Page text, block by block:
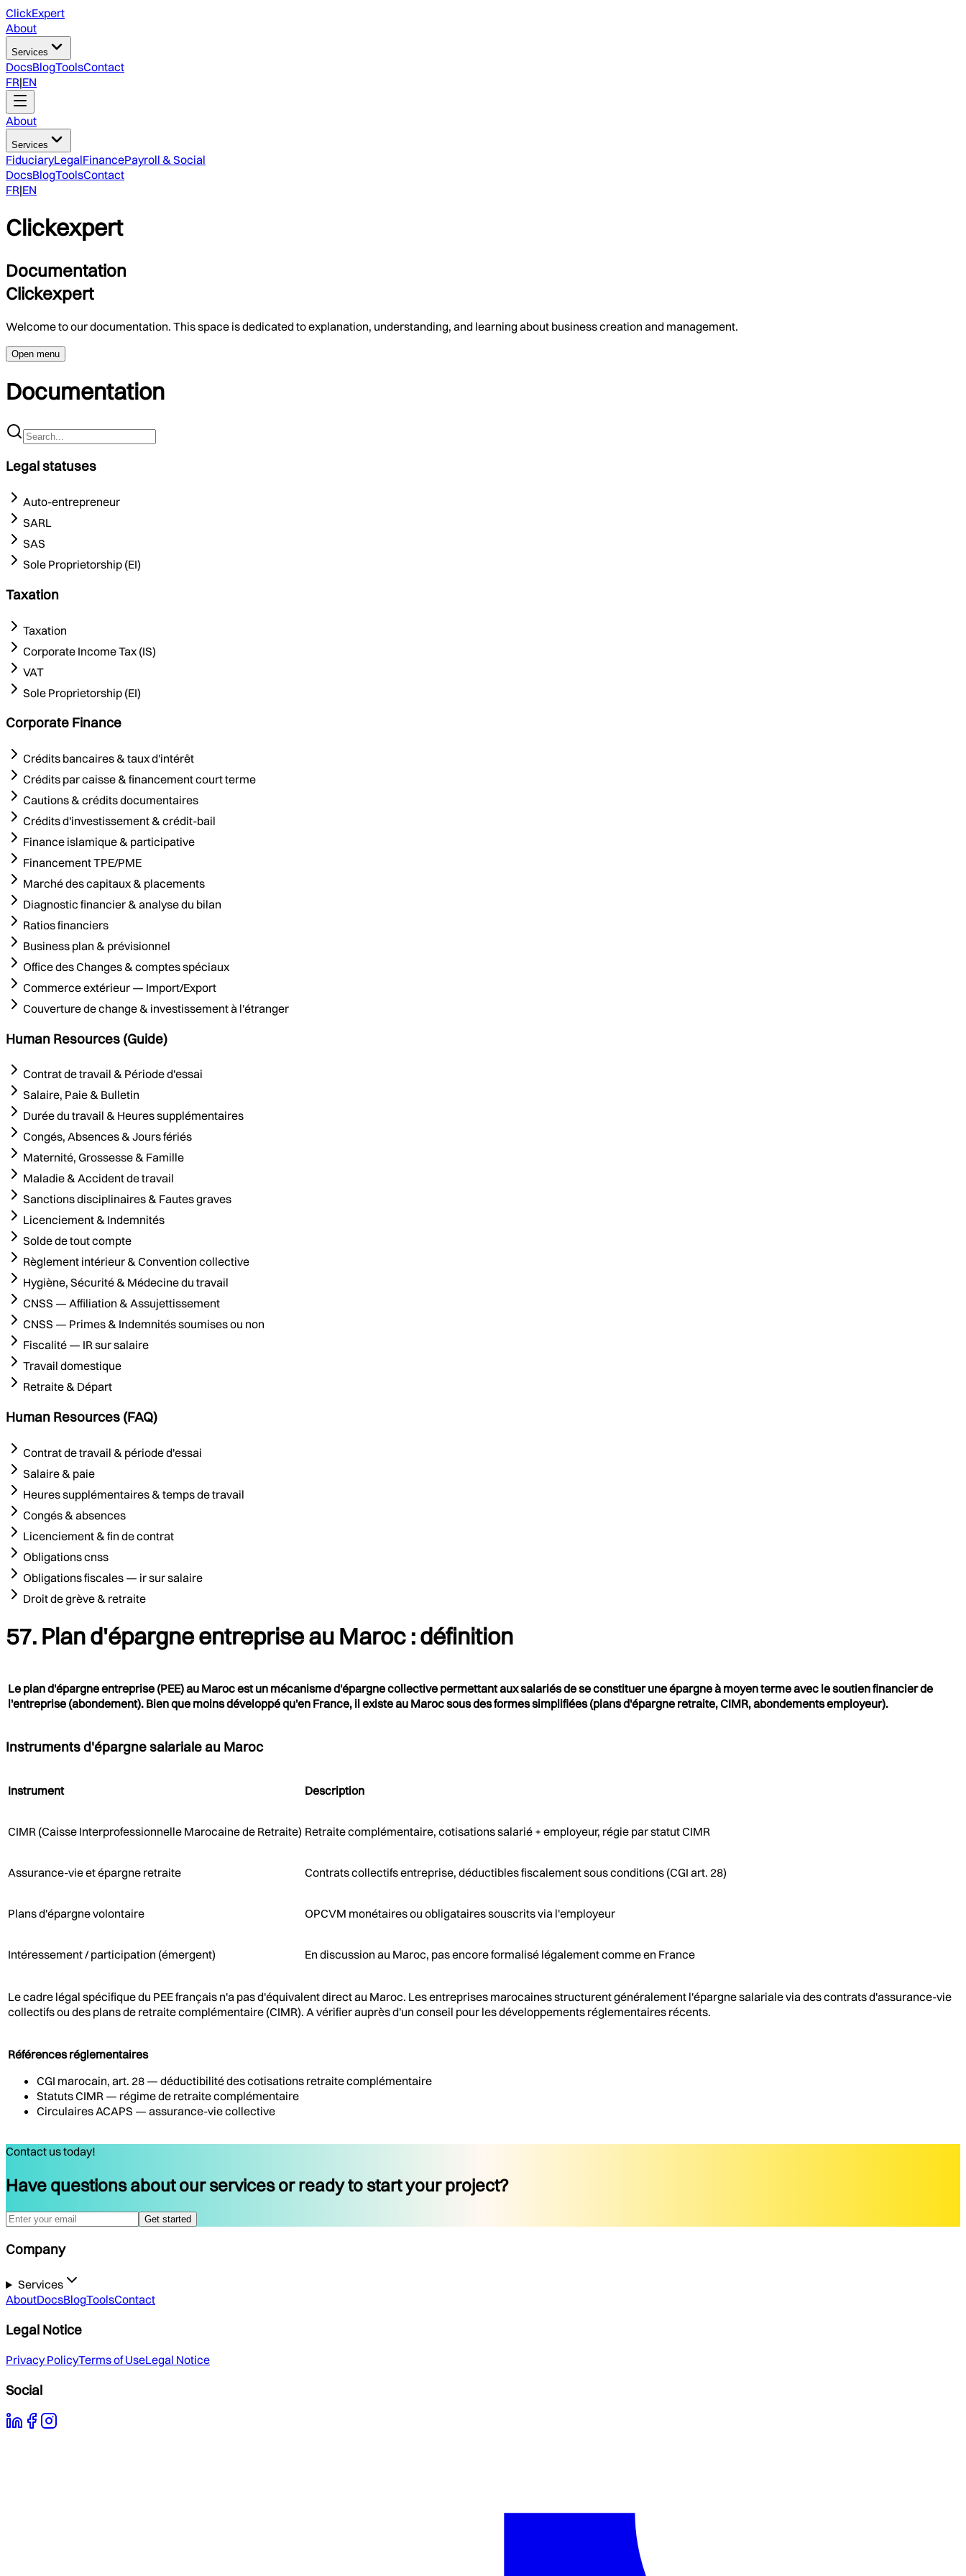
ClickExpert
About
Services
DocsBlogToolsContact
FR|EN
About
Services
FiduciaryLegalFinancePayroll & Social
DocsBlogToolsContact
FR|EN
Clickexpert
Documentation
Clickexpert
Welcome to our documentation. This space is dedicated to explanation, understanding, and learning about business creation and management.
Open menu
Documentation
Legal statuses
Auto-entrepreneur
SARL
SAS
Sole Proprietorship (EI)
Taxation
Taxation
Corporate Income Tax (IS)
VAT
Sole Proprietorship (EI)
Corporate Finance
Crédits bancaires & taux d'intérêt
Crédits par caisse & financement court terme
Cautions & crédits documentaires
Crédits d'investissement & crédit-bail
Finance islamique & participative
Financement TPE/PME
Marché des capitaux & placements
Diagnostic financier & analyse du bilan
Ratios financiers
Business plan & prévisionnel
Office des Changes & comptes spéciaux
Commerce extérieur — Import/Export
Couverture de change & investissement à l'étranger
Human Resources (Guide)
Contrat de travail & Période d'essai
Salaire, Paie & Bulletin
Durée du travail & Heures supplémentaires
Congés, Absences & Jours fériés
Maternité, Grossesse & Famille
Maladie & Accident de travail
Sanctions disciplinaires & Fautes graves
Licenciement & Indemnités
Solde de tout compte
Règlement intérieur & Convention collective
Hygiène, Sécurité & Médecine du travail
CNSS — Affiliation & Assujettissement
CNSS — Primes & Indemnités soumises ou non
Fiscalité — IR sur salaire
Travail domestique
Retraite & Départ
Human Resources (FAQ)
Contrat de travail & période d'essai
Salaire & paie
Heures supplémentaires & temps de travail
Congés & absences
Licenciement & fin de contrat
Obligations cnss
Obligations fiscales — ir sur salaire
Droit de grève & retraite
57. Plan d'épargne entreprise au Maroc : définition
Le plan d'épargne entreprise (PEE) au Maroc est un mécanisme d'épargne collective permettant aux salariés de se constituer une épargne à moyen terme avec le soutien financier de
l'entreprise (abondement). Bien que moins développé qu'en France, il existe au Maroc sous des formes simplifiées (plans d'épargne retraite, CIMR, abondements employeur).
Instruments d'épargne salariale au Maroc
Instrument Description
CIMR (Caisse Interprofessionnelle Marocaine de Retraite) Retraite complémentaire, cotisations salarié + employeur, régie par statut CIMR
Assurance-vie et épargne retraite Contrats collectifs entreprise, déductibles fiscalement sous conditions (CGI art. 28)
Plans d'épargne volontaire OPCVM monétaires ou obligataires souscrits via l'employeur
Intéressement / participation (émergent) En discussion au Maroc, pas encore formalisé légalement comme en France
Le cadre légal spécifique du PEE français n'a pas d'équivalent direct au Maroc. Les entreprises marocaines structurent généralement l'épargne salariale via des contrats d'assurance-vie
collectifs ou des plans de retraite complémentaire (CIMR). A vérifier auprès d'un conseil pour les développements réglementaires récents.
Références réglementaires
CGI marocain, art. 28 — déductibilité des cotisations retraite complémentaire
Statuts CIMR — régime de retraite complémentaire
Circulaires ACAPS — assurance-vie collective
Contact us today!
Have questions about our services or ready to start your project?
Get started
Company
Services
AboutDocsBlogToolsContact
Legal Notice
Privacy PolicyTerms of UseLegal Notice
Social